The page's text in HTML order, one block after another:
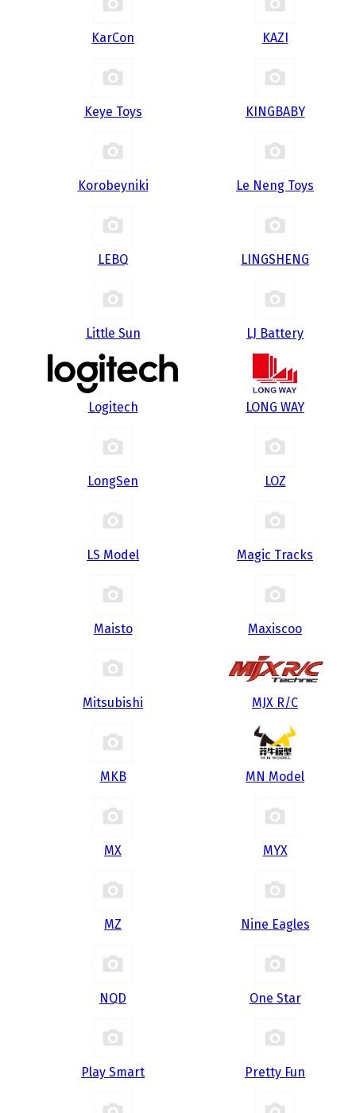
KarCon KAZI
Keye Toys KINGBABY
Korobeyniki Le Neng Toys
LEBQ LINGSHENG
Little Sun LJ Battery
Logitech LONG WAY
LongSen LOZ
LS Model Magic Tracks
Maisto Maxiscoo
Mitsubishi MJX R/C
MKB MN Model
MX MYX
MZ Nine Eagles
NQD One Star
Play Smart Pretty Fun